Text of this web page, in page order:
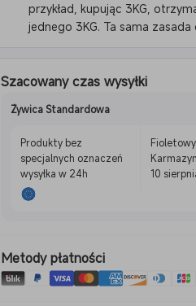
przykład, kupując 3KG,
jednego 3KG. Ta sama
Szacowany czas wysyłki
Żywica Standardowa
Produkty bez
specjalnych oznaczeń
wysyłka w 24h
10
Metody płatności